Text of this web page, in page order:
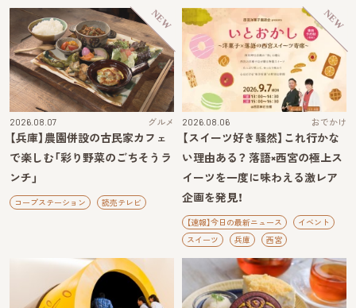
NEW
2026.08.07 グルメ
【兵庫】農園併設の古民家カフェ
で楽しむ「彩り野菜のごちそうラ
ンチ」
コープステーション 読売テレビ
NEW
2026.08.06 おでかけ
【スイーツ好き騒然】これ行かな
い理由ある？ 落語×西宮の極上ス
イーツを一度に味わえる激レア
企画を発見！
【速報】今日の最新ニュース
イベント
スイーツ
兵庫 西宮